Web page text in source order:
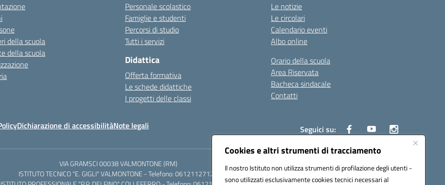
Cookies e altri strumenti di tracciamento
Il nostro Istituto non utilizza strumenti di profilazione degli utenti -
sono utilizzati esclusivamente cookies tecnici necessari al
della scuola
della scuola
Personale scolastico
Famiglie e studenti
Percorsi di studio
Tutti i servizi
Didattica
Offerta formativa
Le schede didattiche
I progetti delle classi
Le notizie
Le circolari
Calendario eventi
Albo online
Orario della scuola
Area Riservata
Bacheca sindacale
Contatti
Dichiarazione di accessibilitàNote legali Seguici su:
VIA GRAMSCI 00038 VALMONTONE (RM)
ISTITUTO TECNICO "E. GIGLI" VALMONTONE - Telefono: 06121127125